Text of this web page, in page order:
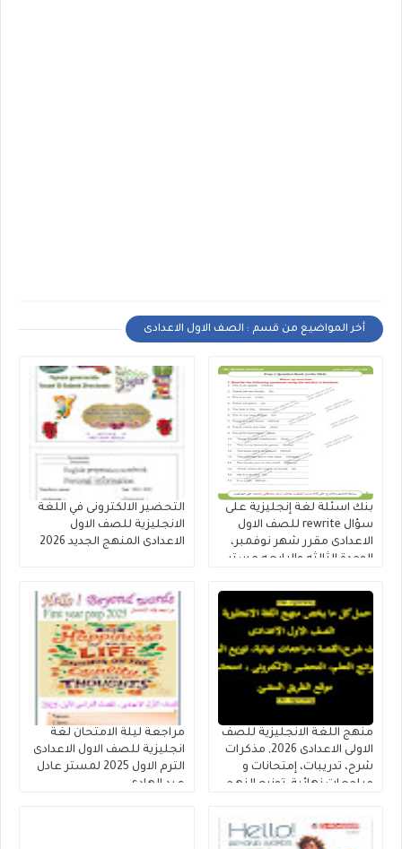
أخر المواضيع من قسم : الصف الاول الاعدادى
بنك اسئلة لغة إنجليزية على
سؤال rewrite للصف الاول
الاعدادى مقرر شهر نوفمبر،
الوحدة الثالثه والرابعه مستر
التحضير الالكترونى في اللغة
الانجليزية للصف الاول
الاعدادى المنهج الجديد 2026
منهج اللغة الانجليزية للصف
الاولى الاعدادى 2026, مذكرات
شرح، تدريبات، إمتحانات و
مراجعات نهائية, توزيع النهج ,
مراجعة ليلة الامتحان لغة
انجليزية للصف الاول الاعدادى
الترم الاول 2025 لمستر عادل
عبد الهادى